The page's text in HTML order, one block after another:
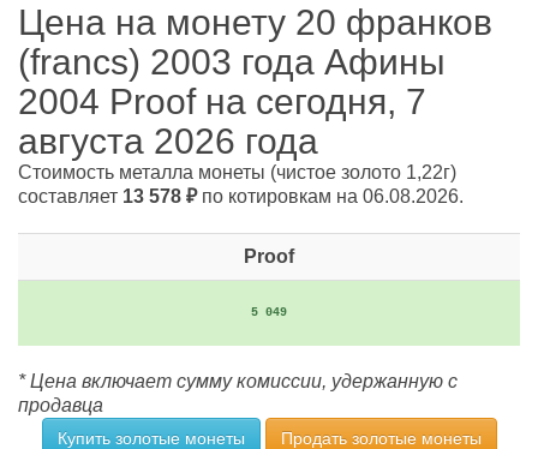
Цена на монету 20 франков
(francs) 2003 года Афины
2004 Proof на сегодня, 7
августа 2026 года
Стоимость металла монеты (чистое золото 1,22г)
составляет 13 578 ₽по котировкам на 06.08.2026.
Proof
5 049
* Цена включает сумму комиссии, удержанную с
продавца
Купить золотые монеты Продать золотые монеты